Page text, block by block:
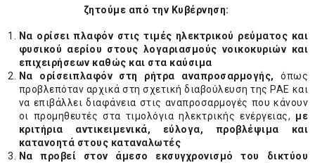
ζητούμε από την Κυβέρνηση:
Να ορίσει πλαφόν στις τιμές ηλεκτρικού ρεύματος και
φυσικού αερίου στους λογαριασμούς νοικοκυριών και
επιχειρήσεων καθώς και στα καύσιμα
Να ορίσειπλαφόν στη ρήτρα αναπροσαρμογής,όπως
προβλεπόταν αρχικά στη σχετική διαβούλευση της ΡΑΕ και
να επιβάλλει διαφάνεια στις αναπροσαρμογές που κάνουν
οι προμηθευτές στα τιμολόγια ηλεκτρικής ενέργειας, με
κριτήρια αντικειμενικά, εύλογα, προβλέψιμα και
κατανοητά στους καταναλωτές
Να προβεί στον άμεσο εκσυγχρονισμό του δικτύου